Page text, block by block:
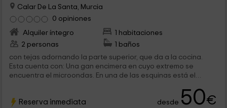
Calar De La Santa, Murcia
0 opiniones
Alquiler íntegro
1 habitaciones
2 personas
1 baños
con tejas adornando la parte superior, que da a la cocina.
Esta cuenta con: Una gan encimera en cuyo extremo se
encuentra el microondas. En una de las esquinas está el
Reserva inmediata desde 50€